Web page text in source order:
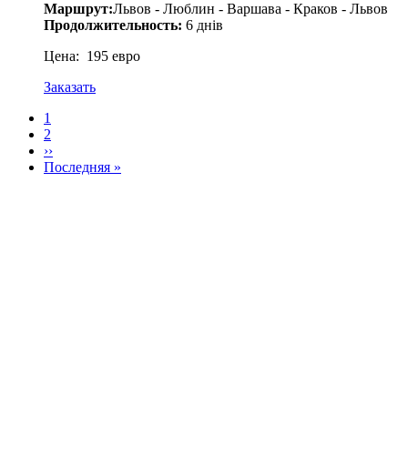
Маршрут:Львов - Люблин - Варшава - Краков - Львов
Продолжительность: 6 днів
Цена: 195 евро
Заказать
Нумерация
страниц
Текущая
страница
1
Страница
2
Следующая
страница
››
Последняя
Последняя »